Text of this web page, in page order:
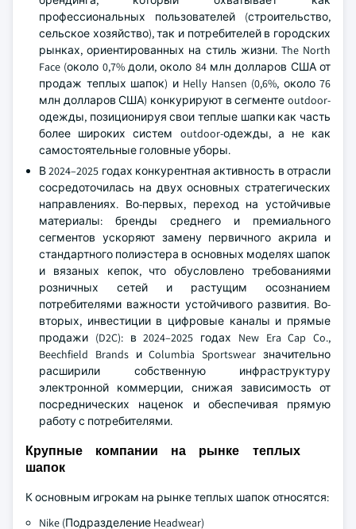
профессиональных пользователей (строительство,
сельское хозяйство), так и потребителей в городских
рынках, ориентированных на стиль жизни. The North
Face (около 0,7% доли, около 84 млн долларов США от
продаж теплых шапок) и Helly Hansen (0,6%, около 76
млн долларов США) конкурируют в сегменте outdoor-
одежды, позиционируя свои теплые шапки как часть
более широких систем outdoor-одежды, а не как
самостоятельные головные уборы.
В 2024–2025 годах конкурентная активность в отрасли
сосредоточилась на двух основных стратегических
направлениях. Во-первых, переход на устойчивые
материалы: бренды среднего и премиального
сегментов ускоряют замену первичного акрила и
стандартного полиэстера в основных моделях шапок
и вязаных кепок, что обусловлено требованиями
розничных сетей и растущим осознанием
потребителями важности устойчивого развития. Во-
вторых, инвестиции в цифровые каналы и прямые
продажи (D2C): в 2024–2025 годах New Era Cap Co.,
Beechfield Brands и Columbia Sportswear значительно
расширили собственную инфраструктуру
электронной коммерции, снижая зависимость от
посреднических наценок и обеспечивая прямую
работу с потребителями.
Крупные компании на рынке теплых
шапок
К основным игрокам на рынке теплых шапок относятся:
Nike (Подразделение Headwear)